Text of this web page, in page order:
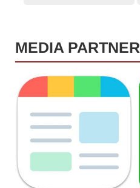
MEDIA PARTNER